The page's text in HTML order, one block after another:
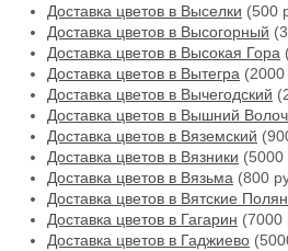
Доставка цветов в Выселки (500
Доставка цветов в Высогорный
Доставка цветов в Высокая Гора
Доставка цветов в Вытегра (2000
Доставка цветов в Вычегодский
Доставка цветов в Вышний
Доставка цветов в Вяземский
Доставка цветов в Вязники (5000
Доставка цветов в Вязьма (800
Доставка цветов в Вятские
Доставка цветов в Гагарин (7000
Доставка цветов в Гаджиево